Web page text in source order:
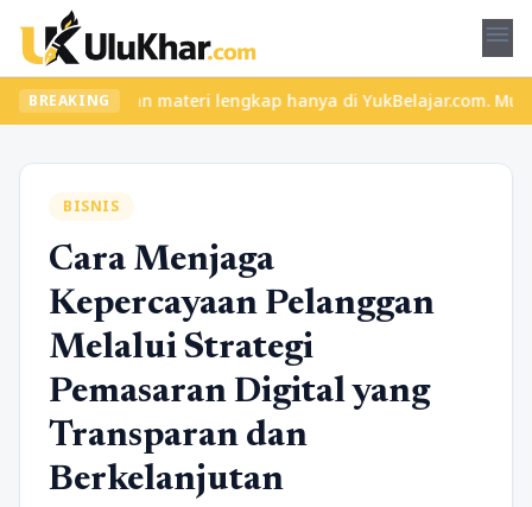
menu
BREAKING
dan materi lengkap hanya di YukBelajar.com. Mulai
BISNIS
Cara Menjaga
Kepercayaan Pelanggan
Melalui Strategi
Pemasaran Digital yang
Transparan dan
Berkelanjutan